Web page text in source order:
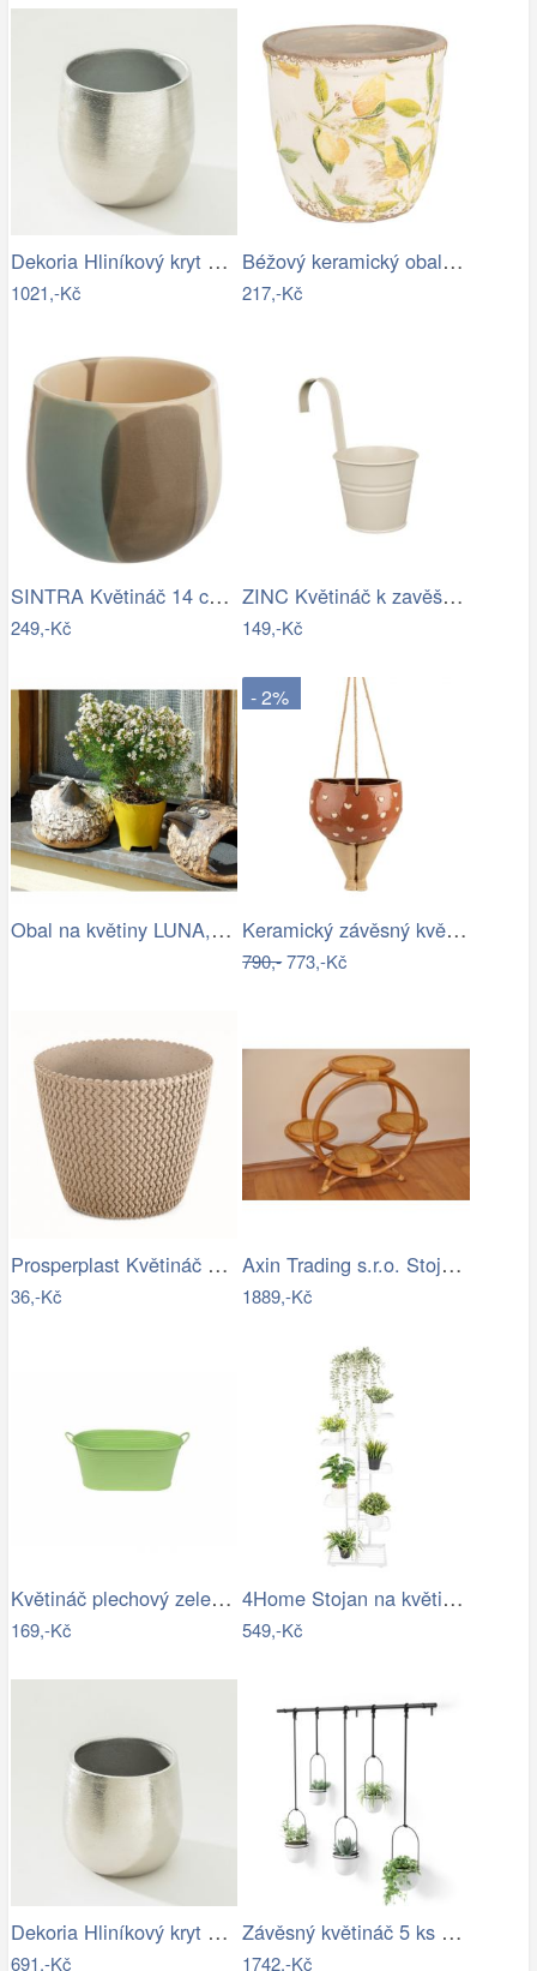
Dekoria Hliníkový kryt Argen I 17x18 cm…
1021,-Kč
Béžový keramický obal na květináč s…
217,-Kč
SINTRA Květináč 14 cm - šedá
249,-Kč
ZINC Květináč k zavěšení 13 cm - béžová
149,-Kč
Obal na květiny LUNA, zelená oliva,…
- 2%
Keramický závěsný květináč nohy ženy…
790,-773,-Kč
Prosperplast Květináč PLOWY ECO natural…
36,-Kč
Axin Trading s.r.o. Stojan na 4 květiny…
1889,-Kč
Květináč plechový zelený k1865-15
169,-Kč
4Home Stojan na květiny Level, bílá
549,-Kč
Dekoria Hliníkový kryt Argen II 14x13…
691,-Kč
Závěsný květináč 5 ks Umbra TRIFLORA -…
1742,-Kč